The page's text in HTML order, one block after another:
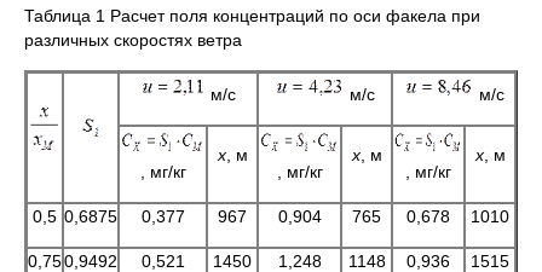
Таблица 1 Расчет поля концентраций по оси факела при
различных скоростях ветра
м/с м/с м/с
, мг/кг
х, м
, мг/кг
х, м
, мг/кг
х, м
0,5 0,6875 0,377 967 0,904 765 0,678 1010
0,750,9492 0,521 1450 1,248 1148 0,936 1515